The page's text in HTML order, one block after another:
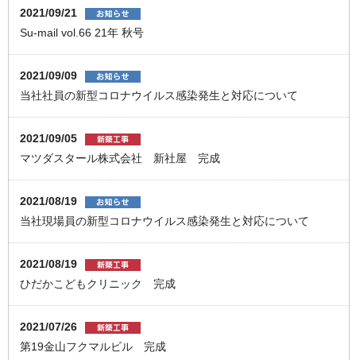
2021/09/21
Su-mail vol.66 21年 秋号
2021/09/09
当社社員の新型コロナウイルス感染発生と対応について
2021/09/05
マツダスタール株式会社 新社屋 完成
2021/08/19
当社現場員の新型コロナウイルス感染発生と対応について
2021/08/19
ひだかこどもクリニック 完成
2021/07/26
第19金山フクマルビル 完成